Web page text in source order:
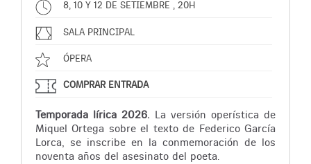
8, 10 Y 12 DE SETIEMBRE , 20H
SALA PRINCIPAL
ÓPERA
COMPRAR ENTRADA
Temporada lírica 2026. La versión operística de
Miquel Ortega sobre el texto de Federico García
Lorca, se inscribe en la conmemoración de los
noventa años del asesinato del poeta.